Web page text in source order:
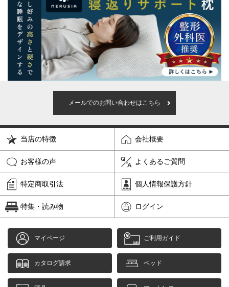
メールでのお問い合わせはこちら
当店の特徴 会社概要
お客様の声 よくあるご質問
特定商取引法 個人情報保護方針
特集・読み物 ログイン
マイページ ご利用ガイド
カタログ請求 ベッド